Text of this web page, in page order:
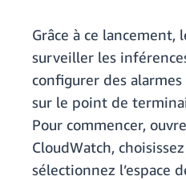
Grâce à ce lancement,
surveiller les
configurer des
sur le point de
Pour commencer,
CloudWatch,
sélectionnez l’espace